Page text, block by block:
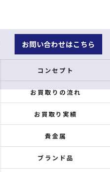
お問い合わせはこちら
コンセプト
お買取りの流れ
お買取り実績
貴金属
ブランド品